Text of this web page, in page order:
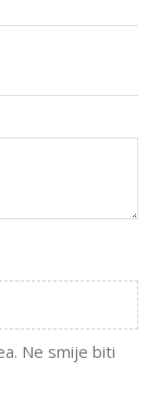
Ne smije biti